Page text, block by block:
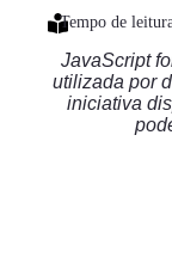
JavaScript
utilizada por
iniciativa